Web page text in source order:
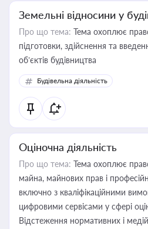
Земельні відносини у
Про що тема: Тема охоплює
підготовки, здійснення та
об’єктів будівництва
Будівельна діяльність
Оціночна діяльність
Про що тема: Тема охоплює
майна, майнових прав і
включно з кваліфікаційними
цифровими сервісами у сфері
Відстеження нормативних і